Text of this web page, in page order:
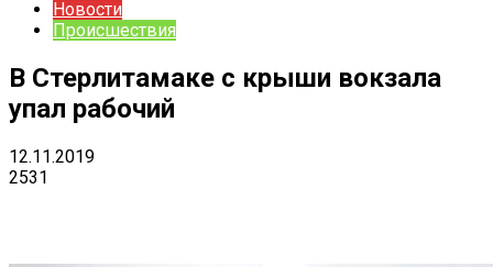
Новости
Происшествия
В Стерлитамаке с крыши вокзала
упал рабочий
12.11.2019
2531